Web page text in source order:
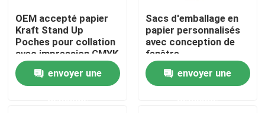
Maison
Produits
OEM accepté papier
Kraft Stand Up
Poches pour collation
avec impression CMYK
envoyer une
Sacs d'emballage en
papier personnalisés
avec conception de
fenêtre
envoyer une